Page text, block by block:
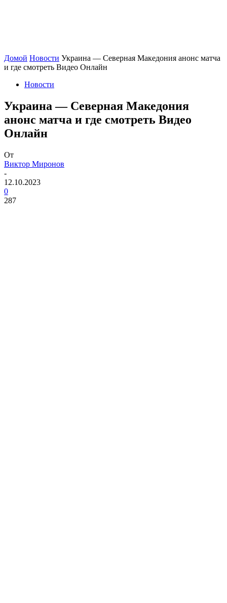
Домой Новости Украина — Северная Македония анонс матча
и где смотреть Видео Онлайн
Новости
Украина — Северная Македония
анонс матча и где смотреть Видео
Онлайн
От
Виктор Миронов
-
12.10.2023
0
287